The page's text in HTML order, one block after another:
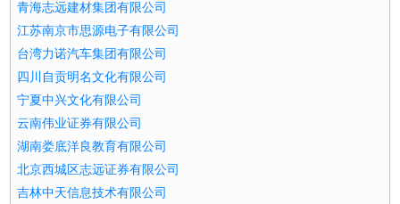
青海志远建材集团有限公司
江苏南京市思源电子有限公司
台湾力诺汽车集团有限公司
四川自贡明名文化有限公司
宁夏中兴文化有限公司
云南伟业证券有限公司
湖南娄底洋良教育有限公司
北京西城区志远证券有限公司
吉林中天信息技术有限公司